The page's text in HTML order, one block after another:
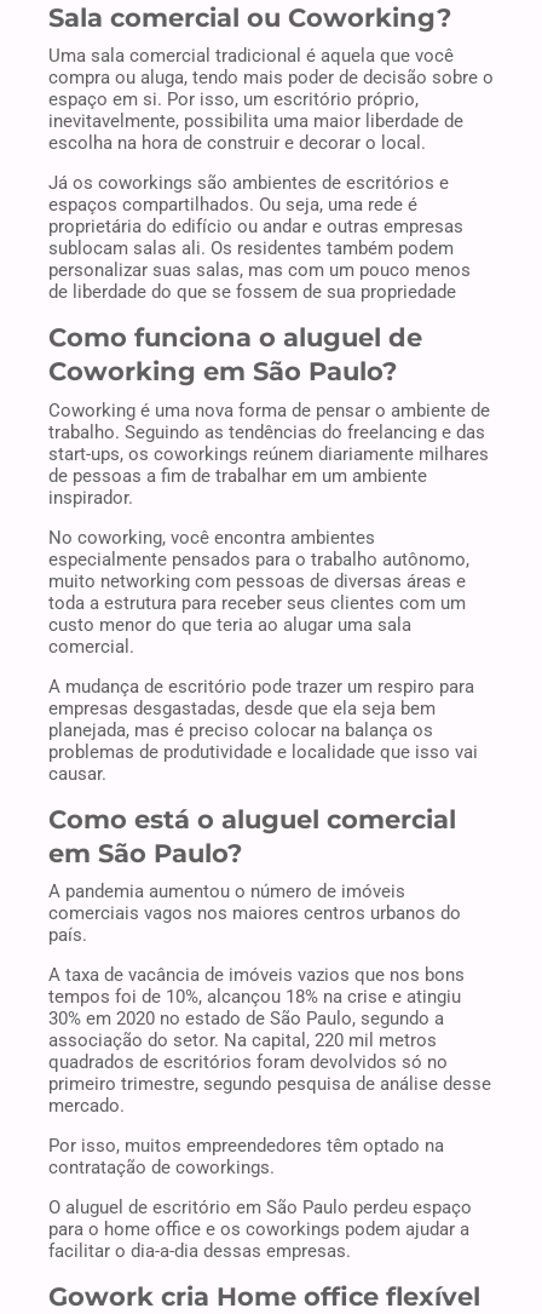
Sala comercial ou Coworking?
Uma sala comercial tradicional é aquela que você
compra ou aluga, tendo mais poder de decisão sobre o
espaço em si. Por isso, um escritório próprio,
inevitavelmente, possibilita uma maior liberdade de
escolha na hora de construir e decorar o local.
Já os coworkings são ambientes de escritórios e
espaços compartilhados. Ou seja, uma rede é
proprietária do edifício ou andar e outras empresas
sublocam salas ali. Os residentes também podem
personalizar suas salas, mas com um pouco menos
de liberdade do que se fossem de sua propriedade
Como funciona o aluguel de
Coworking em São Paulo?
Coworking é uma nova forma de pensar o ambiente de
trabalho. Seguindo as tendências do freelancing e das
start-ups, os coworkings reúnem diariamente milhares
de pessoas a fim de trabalhar em um ambiente
inspirador.
No coworking, você encontra ambientes
especialmente pensados para o trabalho autônomo,
muito networking com pessoas de diversas áreas e
toda a estrutura para receber seus clientes com um
custo menor do que teria ao alugar uma sala
comercial.
A mudança de escritório pode trazer um respiro para
empresas desgastadas, desde que ela seja bem
planejada, mas é preciso colocar na balança os
problemas de produtividade e localidade que isso vai
causar.
Como está o aluguel comercial
em São Paulo?
A pandemia aumentou o número de imóveis
comerciais vagos nos maiores centros urbanos do
país.
A taxa de vacância de imóveis vazios que nos bons
tempos foi de 10%, alcançou 18% na crise e atingiu
30% em 2020 no estado de São Paulo, segundo a
associação do setor. Na capital, 220 mil metros
quadrados de escritórios foram devolvidos só no
primeiro trimestre, segundo pesquisa de análise desse
mercado.
Por isso, muitos empreendedores têm optado na
contratação de coworkings.
O aluguel de escritório em São Paulo perdeu espaço
para o home office e os coworkings podem ajudar a
facilitar o dia-a-dia dessas empresas.
Gowork cria Home office flexível